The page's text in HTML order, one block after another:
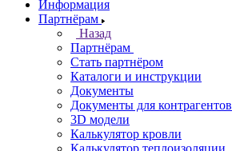
Информация
Партнёрам
Назад
Партнёрам
Стать партнёром
Каталоги и инструкции
Документы
Документы для контрагентов
3D модели
Калькулятор кровли
Калькулятор теплоизоляции